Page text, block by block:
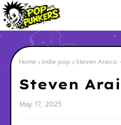
Home indie pop Steven Araico
Steven
May 17, 2025